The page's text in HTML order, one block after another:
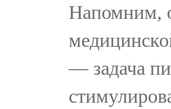
Напомним,
— задача